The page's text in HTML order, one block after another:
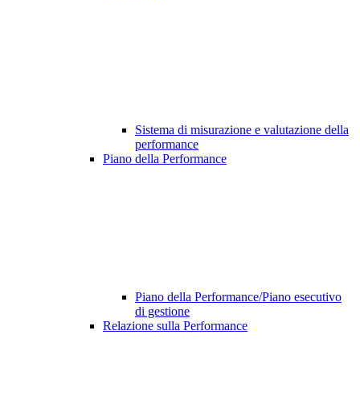
Sistema di misurazione e valutazione della
performance
Piano della Performance
Piano della Performance/Piano esecutivo
di gestione
Relazione sulla Performance